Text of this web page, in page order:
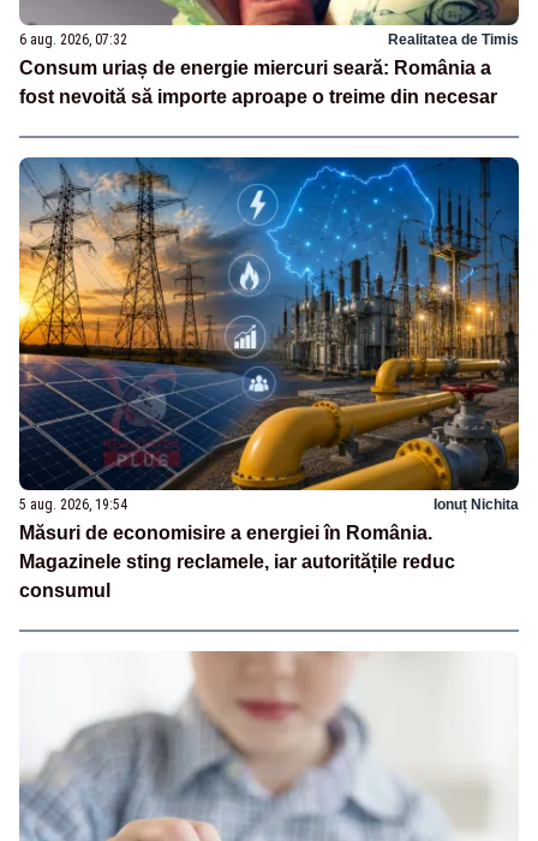
6 aug. 2026, 07:32 Realitatea de Timis
Consum uriaș de energie miercuri seară: România a
fost nevoită să importe aproape o treime din necesar
5 aug. 2026, 19:54 Ionuț Nichita
Măsuri de economisire a energiei în România.
Magazinele sting reclamele, iar autoritățile reduc
consumul